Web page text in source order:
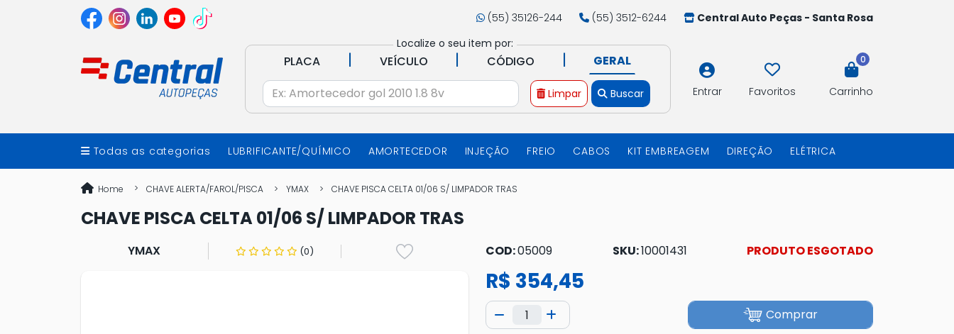
(55) 35126-244 (55) 3512-6244
Central Auto Peças - Santa Rosa
Localize o seu item por:
PLACA | VEÍCULO | CÓDIGO | GERAL
Limpar Buscar Entrar Favoritos
0
Carrinho
Todas as categorias LUBRIFICANTE/QUÍMICO AMORTECEDOR INJEÇÃO FREIO CABOS KIT EMBREAGEM DIREÇÃO ELÉTRICA
Home CHAVE ALERTA/FAROL/PISCA YMAX CHAVE PISCA CELTA 01/06 S/ LIMPADOR TRAS
CHAVE PISCA CELTA 01/06 S/ LIMPADOR TRAS
YMAX (0) COD:05009 SKU:10001431 PRODUTO ESGOTADO
R$ 354,45
Comprar